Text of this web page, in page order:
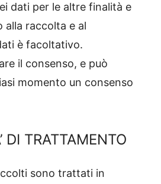
dati per le altre finalità e
alla raccolta e al
è facoltativo.
il consenso, e può
momento un consenso
DI TRATTAMENTO
sono trattati in